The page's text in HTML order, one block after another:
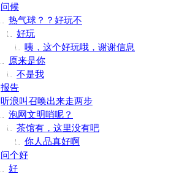
问候
热气球？？好玩不
好玩
咦，这个好玩哦，谢谢信息
原来是你
不是我
报告
听浪叫召唤出来走两步
泡网文明哨呢？
茶馆有，这里没有吧
你人品真好啊
问个好
好